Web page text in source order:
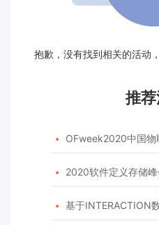
抱歉，没有找到相关的活动
推
 OFweek2020中国物
 2020软件定义存储峰
 基于INTERACTION数据